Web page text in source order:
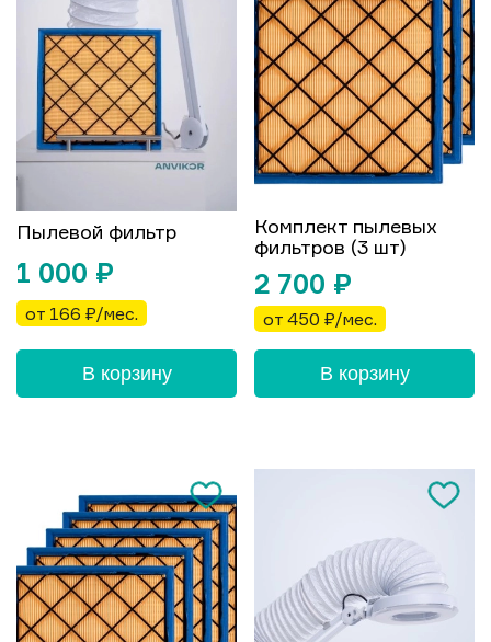
Пылевой фильтр
1 000 ₽
от 166 ₽/мес.
В корзину
Комплект пылевых
фильтров (3 шт)
2 700 ₽
от 450 ₽/мес.
В корзину